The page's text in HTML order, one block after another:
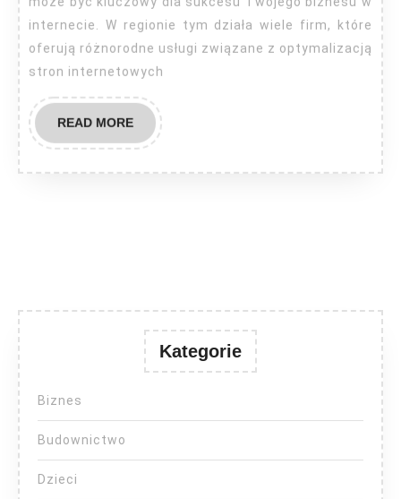
internecie. W regionie tym działa wiele firm, które
oferują różnorodne usługi związane z optymalizacją
stron internetowych
READ MOREREAD
MORE
Kategorie
Biznes
Budownictwo
Dzieci